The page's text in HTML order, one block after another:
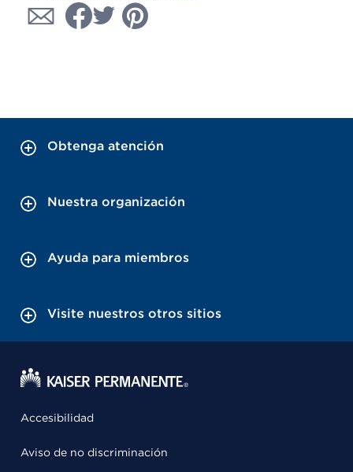
Obtenga atención
Nuestra organización
Ayuda para miembros
Visite nuestros otros sitios
Accesibilidad
Aviso de no discriminación